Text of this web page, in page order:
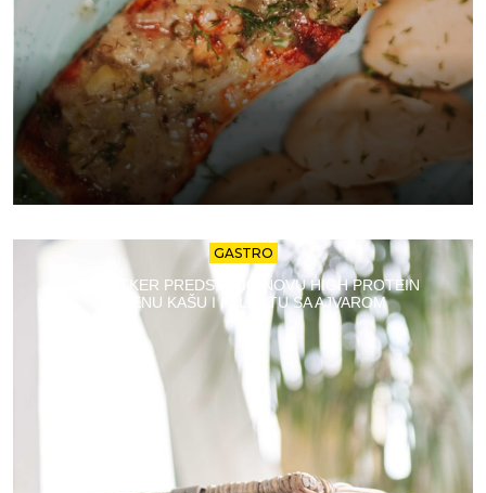
GASTRO
DR. OETKER PREDSTAVIO NOVU HIGH PROTEIN
OVSENU KAŠU I PALENTU SA AJVAROM